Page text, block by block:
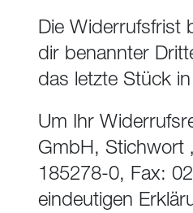
Die Widerrufsfrist
dir benannter
das letzte Stück
Um Ihr
GmbH, Stichwort
185278-0, Fax:
eindeutigen